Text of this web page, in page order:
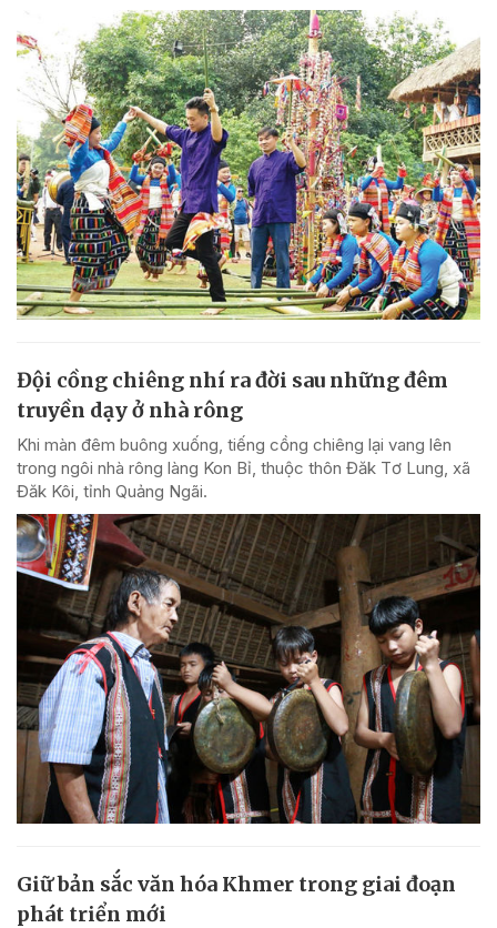
Đội cồng chiêng nhí ra đời sau những đêm
truyền dạy ở nhà rông
Khi màn đêm buông xuống, tiếng cồng chiêng lại vang lên
trong ngôi nhà rông làng Kon Bỉ, thuộc thôn Đăk Tơ Lung, xã
Đăk Kôi, tỉnh Quảng Ngãi.
Giữ bản sắc văn hóa Khmer trong giai đoạn
phát triển mới